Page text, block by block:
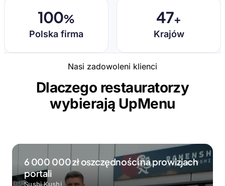
100%
Polska firma
47+
Krajów
Nasi zadowoleni klienci
Dlaczego restauratorzy
wybierają UpMenu
6 000 000 zł oszczędności na prowizjach
portali
Sushi Kushi